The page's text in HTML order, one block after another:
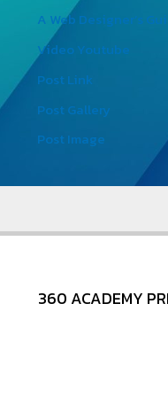
A Web Designer’s
Video Youtube
Post Link
Post Gallery
Post Image
360 ACADEMY